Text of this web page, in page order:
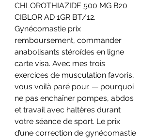
CHLOROTHIAZIDE 500 MG B20
CIBLOR AD 1GR BT/12.
Gynécomastie prix
remboursement, commander
anabolisants stéroïdes en ligne
carte visa. Avec mes trois
exercices de musculation favoris,
vous voilà paré pour. — pourquoi
ne pas enchaîner pompes, abdos
et travail avec haltères durant
votre séance de sport. Le prix
d’une correction de gynécomastie